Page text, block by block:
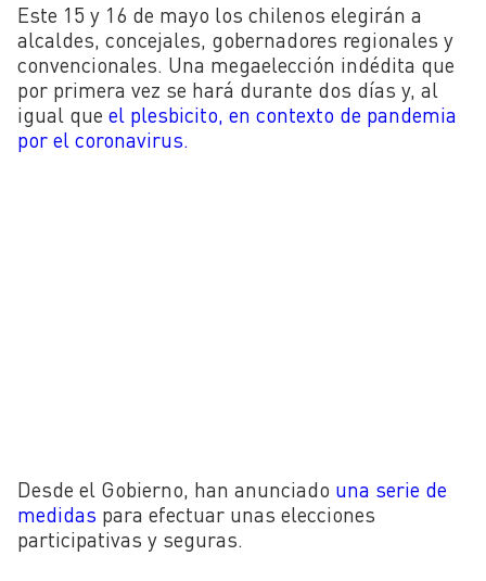
Este 15 y 16 de mayo los chilenos elegirán a
alcaldes, concejales, gobernadores regionales y
convencionales. Una megaelección indédita que
por primera vez se hará durante dos días y, al
igual que el plesbicito, en contexto de pandemia
por el coronavirus.
Desde el Gobierno, han anunciado una serie de
medidas para efectuar unas elecciones
participativas y seguras.